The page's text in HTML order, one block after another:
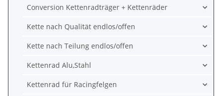
Conversion Kettenradträger + Kettenräder
Kette nach Qualität endlos/offen
Kette nach Teilung endlos/offen
Kettenrad Alu,Stahl
Kettenrad für Racingfelgen